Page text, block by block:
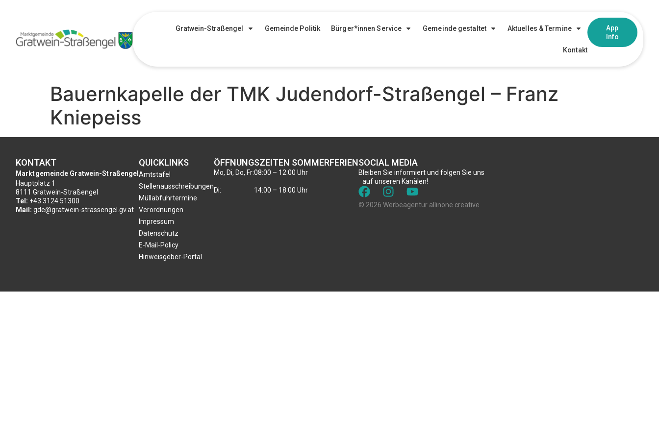
Gratwein-Straßengel Gemeinde Politik Bürger*innen Service Gemeinde gestaltet Aktuelles & Termine
Kontakt
App
Info
Bauernkapelle der TMK Judendorf-Straßengel – Franz
Kniepeiss
KONTAKT
Marktgemeinde Gratwein-Straßengel
Hauptplatz 1
8111 Gratwein-Straßengel
Tel: +43 3124 51300
Mail: gde@gratwein-strassengel.gv.at
QUICKLINKS
Amtstafel
Stellenausschreibungen
Müllabfuhrtermine
Verordnungen
Impressum
Datenschutz
E-Mail-Policy
Hinweisgeber-Portal
ÖFFNUNGSZEITEN SOMMERFERIEN
Mo, Di, Do, Fr:
Di:
08:00 – 12:00 Uhr
14:00 – 18:00 Uhr
SOCIAL MEDIA
Bleiben Sie informiert und folgen Sie uns
auf unseren Kanälen!
© 2026 Werbeagentur allinone creative